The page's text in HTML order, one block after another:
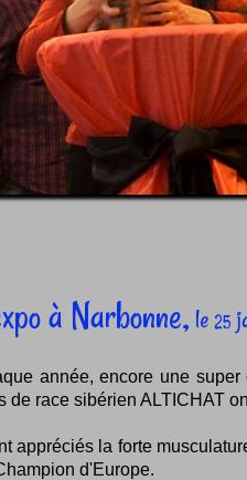
à Narbonne, le 25
année, encore une
de race sibérien ALTICHAT
appréciés la forte
d'Europe.